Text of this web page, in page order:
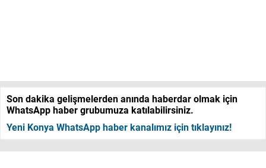
Son dakika gelişmelerden anında haberdar olmak için
WhatsApp haber grubumuza katılabilirsiniz.
Yeni Konya WhatsApp haber kanalımız için tıklayınız!